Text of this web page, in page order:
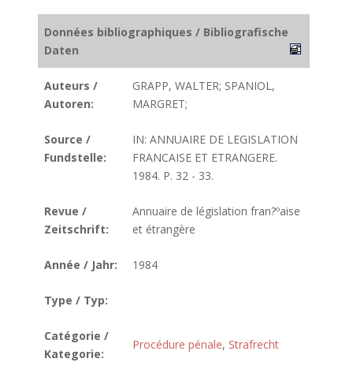
Données bibliographiques / Bibliografische
Daten
Auteurs /
Autoren:
GRAPP, WALTER; SPANIOL,
MARGRET;
Source /
Fundstelle:
IN: ANNUAIRE DE LEGISLATION
FRANCAISE ET ETRANGERE.
1984. P. 32 - 33.
Revue /
Zeitschrift:
Annuaire de législation fran?ºaise
et étrangère
Année / Jahr: 1984
Type / Typ:
Catégorie /
Kategorie:
Procédure pénale, Strafrecht